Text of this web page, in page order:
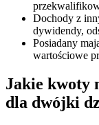
Dochody z
dywidendy,
Posiadany
wartościowe
Jakie kwoty
dla dwójki